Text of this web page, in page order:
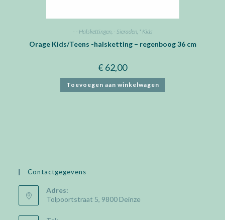
- - Halskettingen, - Sieraden, * Kids
Orage Kids/Teens -halsketting – regenboog 36 cm
€62,00
Toevoegen aan winkelwagen
Contactgegevens
Adres:
Tolpoortstraat 5, 9800 Deinze